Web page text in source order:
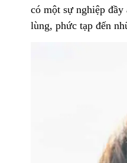
có một sự nghiệp
lùng, phức tạp đến